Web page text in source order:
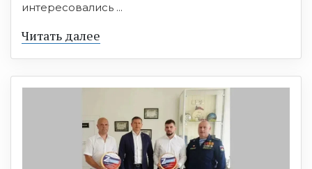
интересовались ...
Читать далее